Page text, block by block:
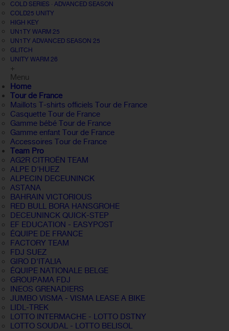
COLD SERIES · ADVANCED SEASON
COLD25 UNITY
HIGH KEY
UN1TY WARM 25
UN1TY ADVANCED SEASON 25
GLITCH
UNITY WARM 26
+
Menu
Home
Tour de France
Maillots T-shirts officiels Tour de France
Casquette Tour de France
Gamme bébé Tour de France
Gamme enfant Tour de France
Accessoires Tour de France
Team Pro
AG2R CITROËN TEAM
ALPE D'HUEZ
ALPECIN DECEUNINCK
ASTANA
BAHRAIN VICTORIOUS
RED BULL BORA HANSGROHE
DECEUNINCK QUICK-STEP
EF EDUCATION - EASYPOST
ÉQUIPE DE FRANCE
FACTORY TEAM
FDJ SUEZ
GIRO D'ITALIA
ÉQUIPE NATIONALE BELGE
GROUPAMA FDJ
INEOS GRENADIERS
JUMBO VISMA - VISMA LEASE A BIKE
LIDL-TREK
LOTTO INTERMACHE - LOTTO DSTNY
LOTTO SOUDAL - LOTTO BELISOL